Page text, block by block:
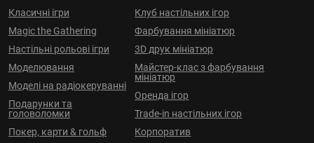
Класичні ігри
Magic the Gathering
Настільні рольові ігри
Моделювання
Моделі на радіокеруванні
Подарунки та
головоломки
Покер, карти & гольф
Клуб настільних ігор
Фарбування мініатюр
3D друк мініатюр
Майстер-клас з фарбування
мініатюр
Оренда ігор
Trade-in настільних ігор
Корпоратив